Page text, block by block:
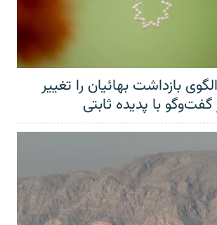
بازداشت بهائیان را تغییر
با پدیده ثابتی